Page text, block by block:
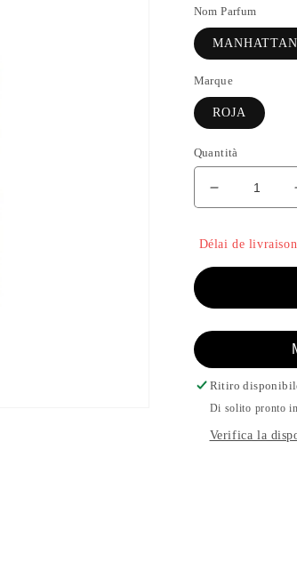
Nom Parfum
MANHATTAN
Marque
ROJA
Quantità
Diminuisci
quantità
-
Délai de
Ritiro
Di solito pronto
Verifica la